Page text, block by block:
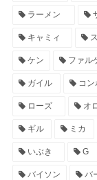
ラーメン
キャミィ
ケン ファル
ガイル コン
ローズ オ
ギル ミカ
いぶき G
バイソン バ